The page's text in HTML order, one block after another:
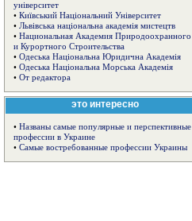
університет
• Київський Національний Університет
• Львівська національна академія мистецтв
• Национальная Академия Природоохранного
и Курортного Строительства
• Одеська Національна Юридична Академія
• Одеська Національна Морська Академія
• От редактора
это интересно
• Названы самые популярные и перспективные
профессии в Украине
• Самые востребованные профессии Украины